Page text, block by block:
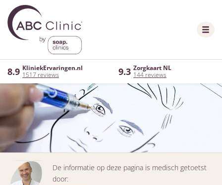
8.9 KliniekErvaringen.nl
1517 reviews
9.3 Zorgkaart NL
144 reviews
De informatie op deze pagina is medisch getoetst
door: